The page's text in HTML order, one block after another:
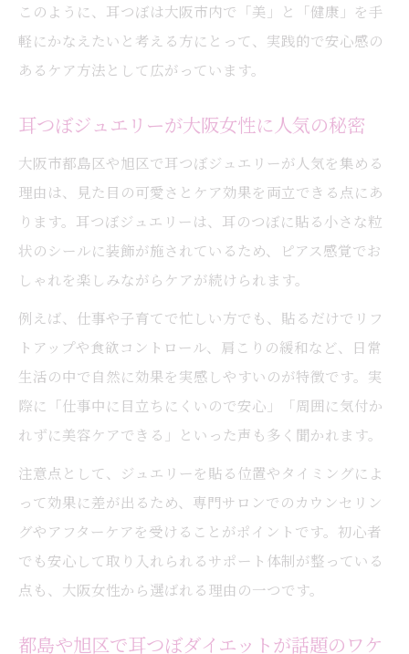
このように、耳つぼは大阪市内で「美」と「健康」を手
軽にかなえたいと考える方にとって、実践的で安心感の
あるケア方法として広がっています。
耳つぼジュエリーが大阪女性に人気の秘密
大阪市都島区や旭区で耳つぼジュエリーが人気を集める
理由は、見た目の可愛さとケア効果を両立できる点にあ
ります。耳つぼジュエリーは、耳のつぼに貼る小さな粒
状のシールに装飾が施されているため、ピアス感覚でお
しゃれを楽しみながらケアが続けられます。
例えば、仕事や子育てで忙しい方でも、貼るだけでリフ
トアップや食欲コントロール、肩こりの緩和など、日常
生活の中で自然に効果を実感しやすいのが特徴です。実
際に「仕事中に目立ちにくいので安心」「周囲に気付か
れずに美容ケアできる」といった声も多く聞かれます。
注意点として、ジュエリーを貼る位置やタイミングによ
って効果に差が出るため、専門サロンでのカウンセリン
グやアフターケアを受けることがポイントです。初心者
でも安心して取り入れられるサポート体制が整っている
点も、大阪女性から選ばれる理由の一つです。
都島や旭区で耳つぼダイエットが話題のワケ